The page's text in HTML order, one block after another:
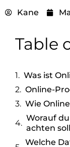
Kane
Table
Was ist
Online-
Wie
Worauf
achten
Welche